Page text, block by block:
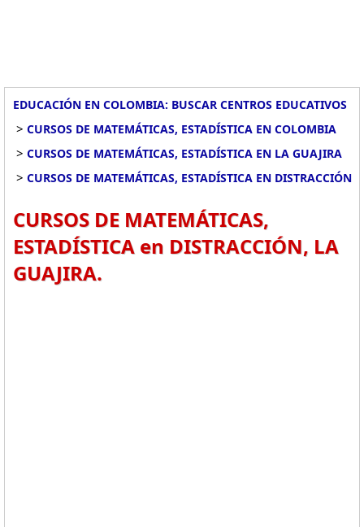
EDUCACIÓN EN COLOMBIA: BUSCAR CENTROS EDUCATIVOS
> CURSOS DE MATEMÁTICAS, ESTADÍSTICA EN COLOMBIA
> CURSOS DE MATEMÁTICAS, ESTADÍSTICA EN LA GUAJIRA
> CURSOS DE MATEMÁTICAS, ESTADÍSTICA EN DISTRACCIÓN
CURSOS DE MATEMÁTICAS,
ESTADÍSTICA en DISTRACCIÓN, LA
GUAJIRA.